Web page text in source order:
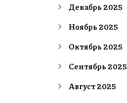
Декабрь 2025
Ноябрь 2025
Октябрь 2025
Сентябрь 2025
Август 2025